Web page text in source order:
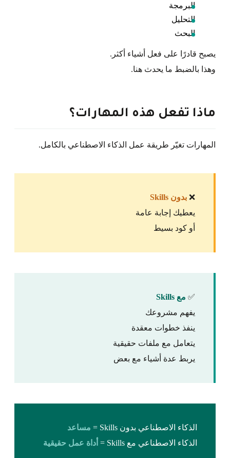
البرمجة
التحليل
البحث
يصبح قادرًا على فعل أشياء أكثر.
وهذا بالضبط ما يحدث هنا.
ماذا تفعل هذه المهارات؟
المهارات تغيّر طريقة عمل الذكاء الاصطناعي بالكامل.
❌ بدون Skills
يعطيك إجابة عامة
أو كود بسيط
✅ مع Skills
يفهم مشروعك
ينفذ خطوات معقدة
يتعامل مع ملفات حقيقية
يربط عدة أشياء مع بعض
الذكاء الاصطناعي بدون Skills =
مساعد
الذكاء الاصطناعي مع Skills =
أداة عمل حقيقية